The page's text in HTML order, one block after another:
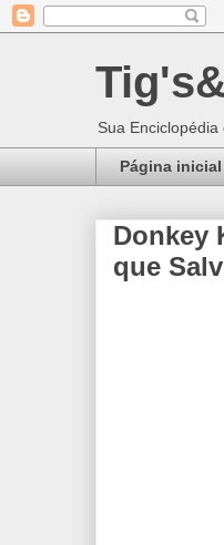
Sua Enciclopédia
Página inicial
Donkey
que